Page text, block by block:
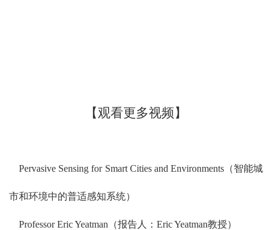
【观看更多视频】
Pervasive Sensing for Smart Cities and Environments（智能城
市和环境中的普适感知系统）
Professor Eric Yeatman （报告人：Eric Yeatman教授）